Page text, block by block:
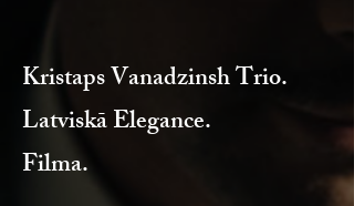
Kristaps Vanadzinsh Trio.
Latviskā Elegance.
Filma.